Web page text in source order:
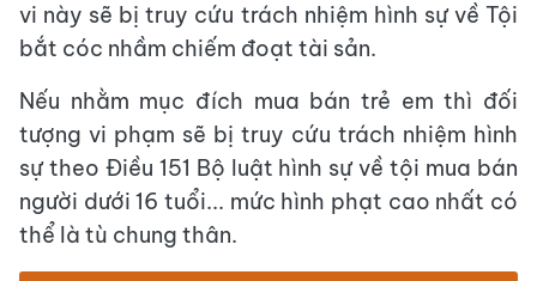
vi này sẽ bị truy cứu trách nhiệm hình sự về Tội
bắt cóc nhầm chiếm đoạt tài sản.
Nếu nhằm mục đích mua bán trẻ em thì đối
tượng vi phạm sẽ bị truy cứu trách nhiệm hình
sự theo Điều 151 Bộ luật hình sự về tội mua bán
người dưới 16 tuổi... mức hình phạt cao nhất có
thể là tù chung thân.